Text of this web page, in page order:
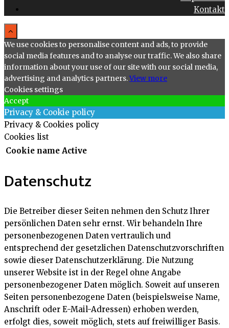
Kontakt
We use cookies to personalise content and ads, to provide
social media features and to analyse our traffic. We also share
information about your use of our site with our social media,
advertising and analytics partners.View more
Cookies settings
Accept
Privacy & Cookie policy
Privacy & Cookies policy
Cookies list
Cookie name Active
Datenschutz
Die Betreiber dieser Seiten nehmen den Schutz Ihrer
persönlichen Daten sehr ernst. Wir behandeln Ihre
personenbezogenen Daten vertraulich und
entsprechend der gesetzlichen Datenschutzvorschriften
sowie dieser Datenschutzerklärung. Die Nutzung
unserer Website ist in der Regel ohne Angabe
personenbezogener Daten möglich. Soweit auf unseren
Seiten personenbezogene Daten (beispielsweise Name,
Anschrift oder E-Mail-Adressen) erhoben werden,
erfolgt dies, soweit möglich, stets auf freiwilliger Basis.